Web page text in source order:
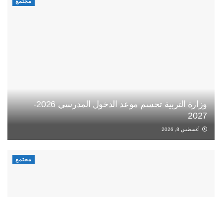
وزارة التربية تحسم موعد الدخول المدرسي 2026-
2027
أغسطس 8, 2026
مجتمع